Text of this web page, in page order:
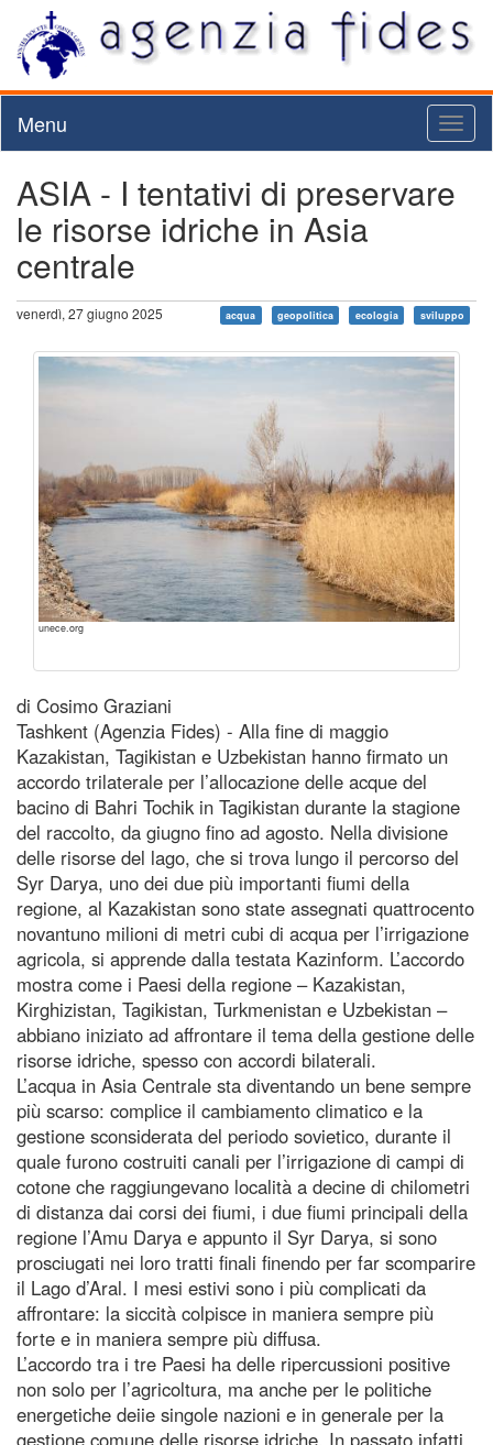
Menu
ASIA - I tentativi di preservare
le risorse idriche in Asia
centrale
venerdì, 27 giugno 2025 acqua geopolitica ecologia sviluppo
unece.org
di Cosimo Graziani
Tashkent (Agenzia Fides) - Alla fine di maggio
Kazakistan, Tagikistan e Uzbekistan hanno firmato un
accordo trilaterale per l’allocazione delle acque del
bacino di Bahri Tochik in Tagikistan durante la stagione
del raccolto, da giugno fino ad agosto. Nella divisione
delle risorse del lago, che si trova lungo il percorso del
Syr Darya, uno dei due più importanti fiumi della
regione, al Kazakistan sono state assegnati quattrocento
novantuno milioni di metri cubi di acqua per l’irrigazione
agricola, si apprende dalla testata Kazinform. L’accordo
mostra come i Paesi della regione – Kazakistan,
Kirghizistan, Tagikistan, Turkmenistan e Uzbekistan –
abbiano iniziato ad affrontare il tema della gestione delle
risorse idriche, spesso con accordi bilaterali.
L’acqua in Asia Centrale sta diventando un bene sempre
più scarso: complice il cambiamento climatico e la
gestione sconsiderata del periodo sovietico, durante il
quale furono costruiti canali per l’irrigazione di campi di
cotone che raggiungevano località a decine di chilometri
di distanza dai corsi dei fiumi, i due fiumi principali della
regione l’Amu Darya e appunto il Syr Darya, si sono
prosciugati nei loro tratti finali finendo per far scomparire
il Lago d’Aral. I mesi estivi sono i più complicati da
affrontare: la siccità colpisce in maniera sempre più
forte e in maniera sempre più diffusa.
L’accordo tra i tre Paesi ha delle ripercussioni positive
non solo per l’agricoltura, ma anche per le politiche
energetiche deiie singole nazioni e in generale per la
gestione comune delle risorse idriche. In passato infatti